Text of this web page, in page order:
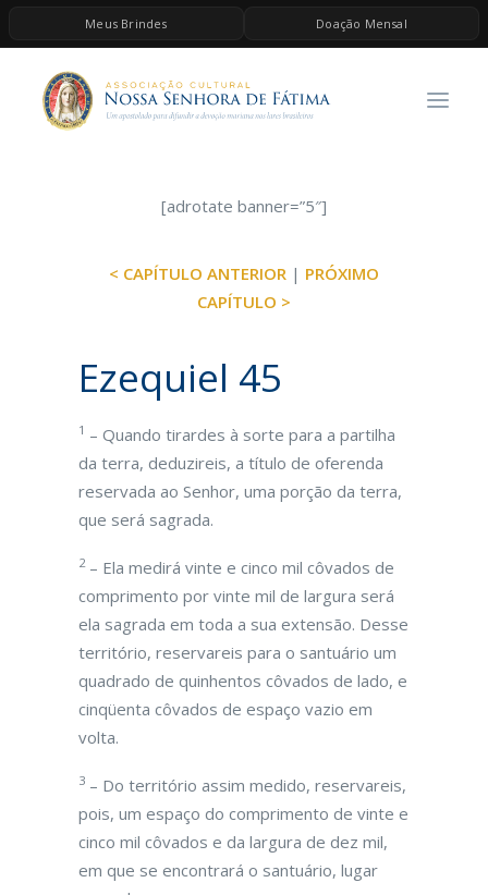
Meus Brindes Doação Mensal
HOME
A ASSOCIAÇÃO
ESPIRITUALIDADE
BRINDES
[adrotate banner=”5″]
< CAPÍTULO ANTERIOR | PRÓXIMO
CAPÍTULO >
Ezequiel 45
1 – Quando tirardes à sorte para a partilha
da terra, deduzireis, a título de oferenda
reservada ao Senhor, uma porção da terra,
que será sagrada.
2– Ela medirá vinte e cinco mil côvados de
comprimento por vinte mil de largura será
ela sagrada em toda a sua extensão. Desse
território, reservareis para o santuário um
quadrado de quinhentos côvados de lado, e
cinqüenta côvados de espaço vazio em
volta.
3 – Do território assim medido, reservareis,
pois, um espaço do comprimento de vinte e
cinco mil côvados e da largura de dez mil,
em que se encontrará o santuário, lugar